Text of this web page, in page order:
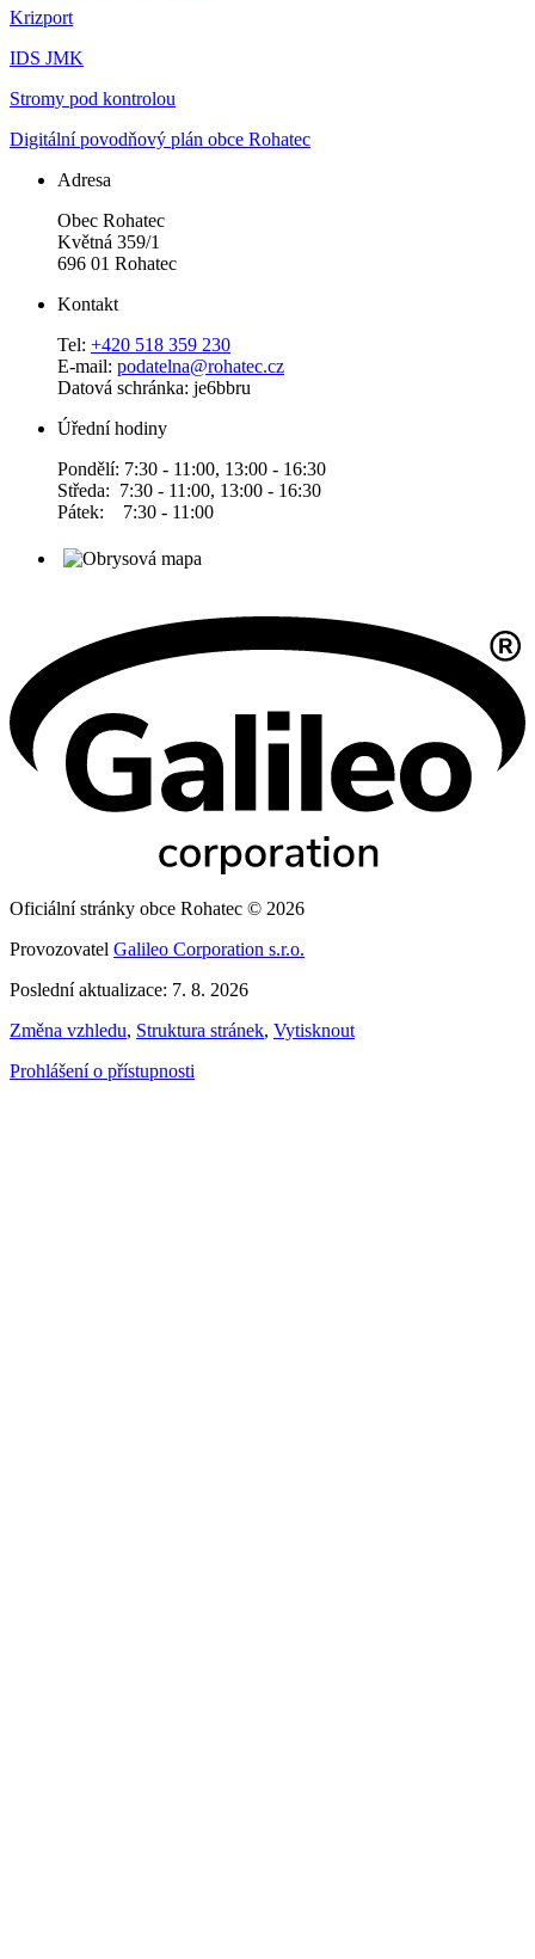
Krizport
IDS JMK
Stromy pod kontrolou
Digitální povodňový plán obce Rohatec
Adresa
Obec Rohatec
Květná 359/1
696 01 Rohatec
Kontakt
Tel: +420 518 359 230
E-mail: podatelna@rohatec.cz
Datová schránka: je6bbru
Úřední hodiny
Pondělí: 7:30 - 11:00, 13:00 - 16:30
Středa: 7:30 - 11:00, 13:00 - 16:30
Pátek: 7:30 - 11:00
Oficiální stránky obce Rohatec © 2026
Provozovatel Galileo Corporation s.r.o.
Poslední aktualizace: 7. 8. 2026
Změna vzhledu, Struktura stránek, Vytisknout
Prohlášení o přístupnosti